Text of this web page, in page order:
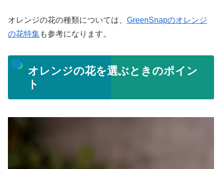
オレンジの花の種類については、 GreenSnapのオレンジ
の花特集も参考になります。
オレンジの花を選ぶときのポイン
ト